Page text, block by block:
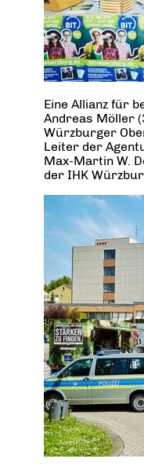
Eine Allianz für
Andreas Möller
Würzburger
Leiter der
Max-Martin W.
der IHK